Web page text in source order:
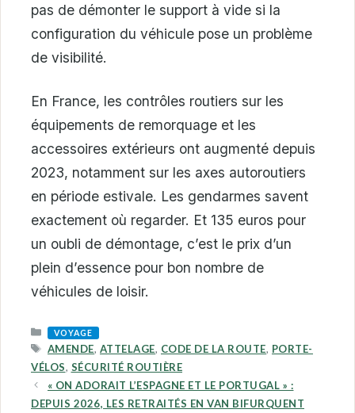
pas de démonter le support à vide si la
configuration du véhicule pose un problème
de visibilité.
En France, les contrôles routiers sur les
équipements de remorquage et les
accessoires extérieurs ont augmenté depuis
2023, notamment sur les axes autoroutiers
en période estivale. Les gendarmes savent
exactement où regarder. Et 135 euros pour
un oubli de démontage, c’est le prix d’un
plein d’essence pour bon nombre de
véhicules de loisir.
CATEGORIES
VOYAGE
TAGS
AMENDE, ATTELAGE, CODE DE LA ROUTE, PORTE-
VÉLOS, SÉCURITÉ ROUTIÈRE
« ON ADORAIT L’ESPAGNE ET LE PORTUGAL » :
DEPUIS 2026, LES RETRAITÉS EN VAN BIFURQUENT